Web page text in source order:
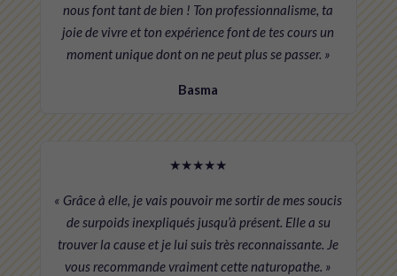
nous font tant de bien ! Ton professionnalisme, ta
joie de vivre et ton expérience font de tes cours un
moment unique dont on ne peut plus se passer. »
Basma
★★★★★
« Grâce à elle, je vais pouvoir me sortir de mes soucis
de surpoids inexpliqués jusqu’à présent. Elle a su
trouver la cause et je lui suis très reconnaissante. Je
vous recommande vraiment cette naturopathe. »